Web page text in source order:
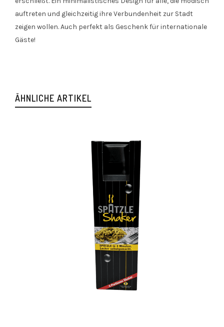
auftreten und gleichzeitig ihre Verbundenheit zur Stadt
zeigen wollen. Auch perfekt als Geschenk für internationale
Gäste!
ÄHNLICHE ARTIKEL